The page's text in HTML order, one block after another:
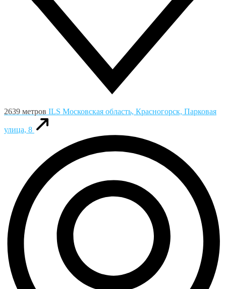
2639 метров ILS Московская область, Красногорск, Парковая
улица, 8